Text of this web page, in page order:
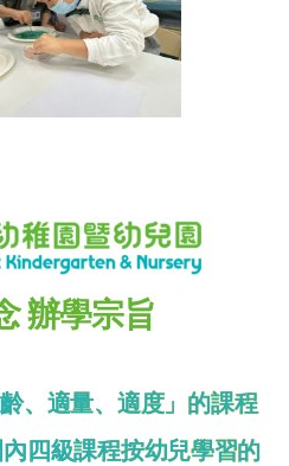
辦學宗旨
、適量、適度」的課程
四級課程按幼兒學習的